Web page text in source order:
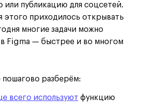
или публикацию для соцсетей.
этого приходилось открывать
многие задачи можно
Figma — быстрее и во многом
пошагово разберём:
всего используют функцию